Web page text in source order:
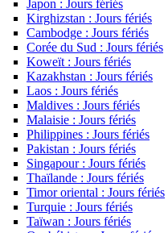
Japon : Jours fériés
Kirghizstan : Jours fériés
Cambodge : Jours fériés
Corée du Sud : Jours fériés
Koweït : Jours fériés
Kazakhstan : Jours fériés
Laos : Jours fériés
Maldives : Jours fériés
Malaisie : Jours fériés
Philippines : Jours fériés
Pakistan : Jours fériés
Singapour : Jours fériés
Thaïlande : Jours fériés
Timor oriental : Jours fériés
Turquie : Jours fériés
Taïwan : Jours fériés